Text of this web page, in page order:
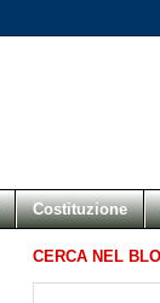
Costituzione
CERCA NEL